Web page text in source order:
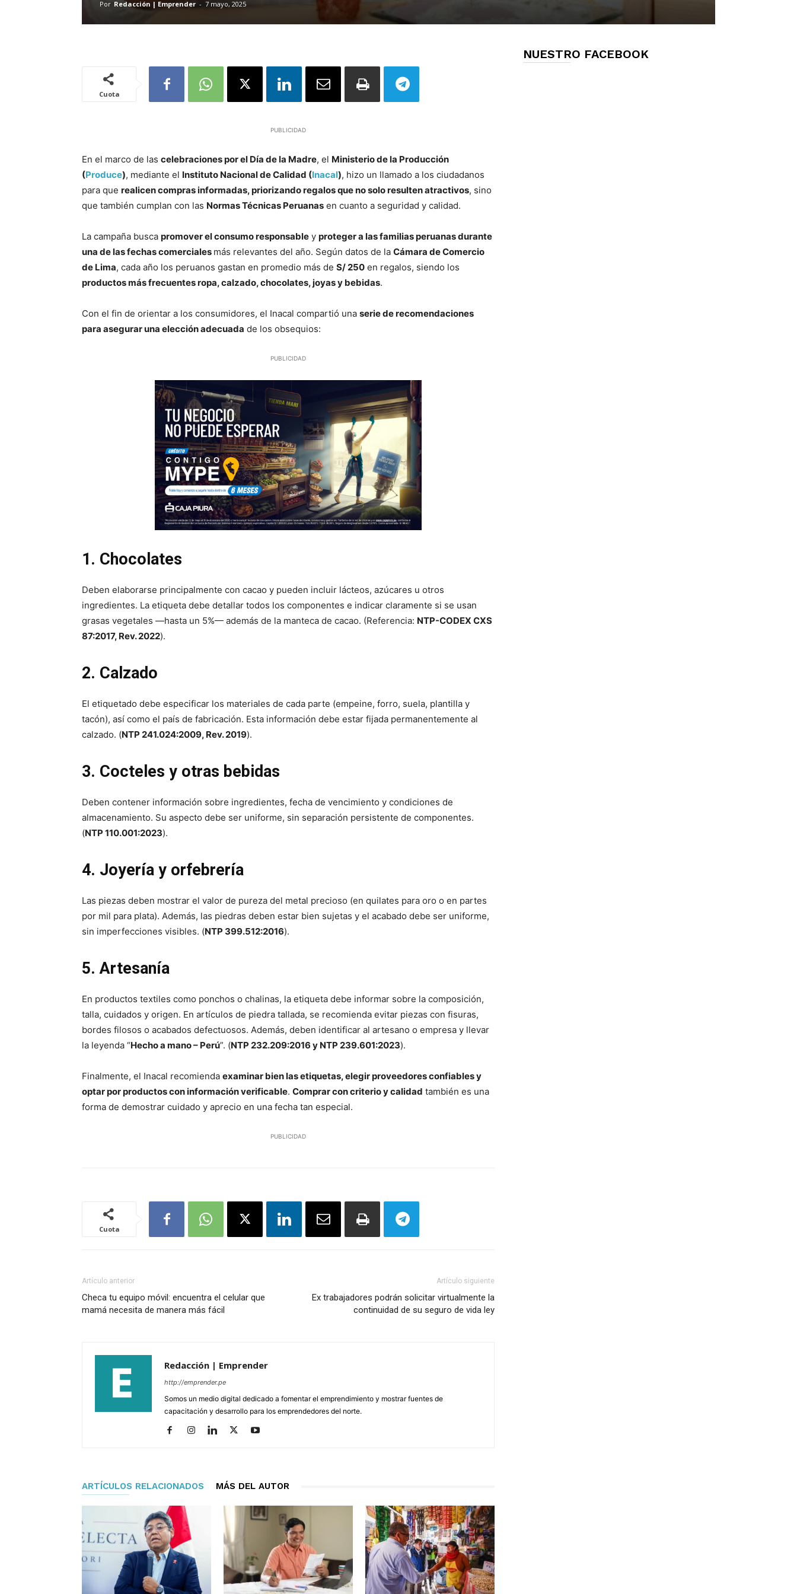
Por Redacción | Emprender - 7 mayo, 2025
Cuota
PUBLICIDAD
En el marco de las celebraciones por el Día de la Madre, el Ministerio de la Producción
(Produce), mediante el Instituto Nacional de Calidad (Inacal), hizo un llamado a los ciudadanos
para que realicen compras informadas, priorizando regalos que no solo resulten atractivos, sino
que también cumplan con las Normas Técnicas Peruanas en cuanto a seguridad y calidad.
La campaña busca promover el consumo responsable y proteger a las familias peruanas durante
una de las fechas comerciales más relevantes del año. Según datos de la Cámara de Comercio
de Lima, cada año los peruanos gastan en promedio más de S/ 250 en regalos, siendo los
productos más frecuentes ropa, calzado, chocolates, joyas y bebidas.
Con el fin de orientar a los consumidores, el Inacal compartió una serie de recomendaciones
para asegurar una elección adecuada de los obsequios:
PUBLICIDAD
1. Chocolates
Deben elaborarse principalmente con cacao y pueden incluir lácteos, azúcares u otros
ingredientes. La etiqueta debe detallar todos los componentes e indicar claramente si se usan
grasas vegetales —hasta un 5%— además de la manteca de cacao. (Referencia: NTP-CODEX CXS
87:2017, Rev. 2022).
2. Calzado
El etiquetado debe especificar los materiales de cada parte (empeine, forro, suela, plantilla y
tacón), así como el país de fabricación. Esta información debe estar fijada permanentemente al
calzado. (NTP 241.024:2009, Rev. 2019).
3. Cocteles y otras bebidas
Deben contener información sobre ingredientes, fecha de vencimiento y condiciones de
almacenamiento. Su aspecto debe ser uniforme, sin separación persistente de componentes.
(NTP 110.001:2023).
4. Joyería y orfebrería
Las piezas deben mostrar el valor de pureza del metal precioso (en quilates para oro o en partes
por mil para plata). Además, las piedras deben estar bien sujetas y el acabado debe ser uniforme,
sin imperfecciones visibles. (NTP 399.512:2016).
5. Artesanía
En productos textiles como ponchos o chalinas, la etiqueta debe informar sobre la composición,
talla, cuidados y origen. En artículos de piedra tallada, se recomienda evitar piezas con fisuras,
bordes filosos o acabados defectuosos. Además, deben identificar al artesano o empresa y llevar
la leyenda “Hecho a mano – Perú”. (NTP 232.209:2016 y NTP 239.601:2023).
Finalmente, el Inacal recomienda examinar bien las etiquetas, elegir proveedores confiables y
optar por productos con información verificable. Comprar con criterio y calidad también es una
forma de demostrar cuidado y aprecio en una fecha tan especial.
PUBLICIDAD
Cuota
Artículo anterior
Checa tu equipo móvil: encuentra el celular que
mamá necesita de manera más fácil
Artículo siguiente
Ex trabajadores podrán solicitar virtualmente la
continuidad de su seguro de vida ley
Redacción | Emprender
http://emprender.pe
Somos un medio digital dedicado a fomentar el emprendimiento y mostrar fuentes de
capacitación y desarrollo para los emprendedores del norte.
ARTÍCULOS RELACIONADOS MÁS DEL AUTOR
NUESTRO FACEBOOK